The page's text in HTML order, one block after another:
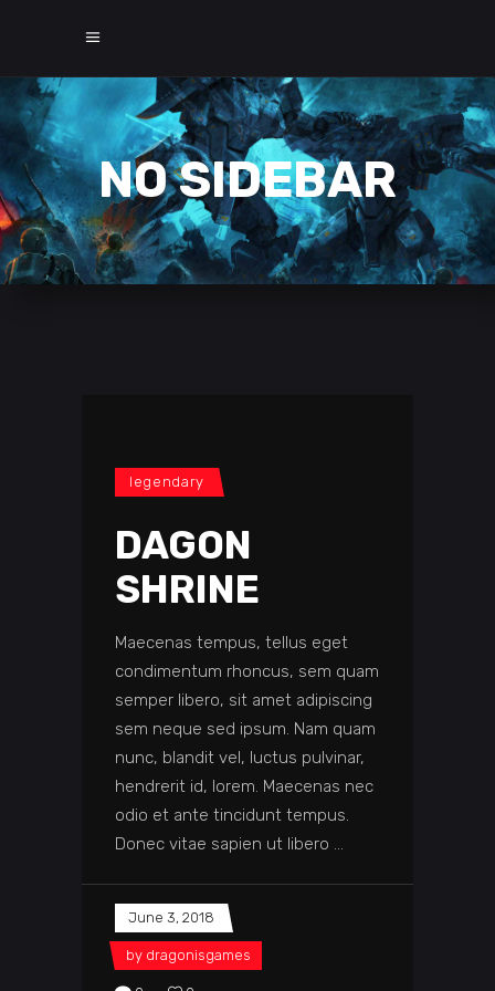
NO SIDEBAR
legendary
DAGON
SHRINE
Maecenas tempus, tellus eget
condimentum rhoncus, sem quam
semper libero, sit amet adipiscing
sem neque sed ipsum. Nam quam
nunc, blandit vel, luctus pulvinar,
hendrerit id, lorem. Maecenas nec
odio et ante tincidunt tempus.
Donec vitae sapien ut libero
June 3, 2018
by dragonisgames